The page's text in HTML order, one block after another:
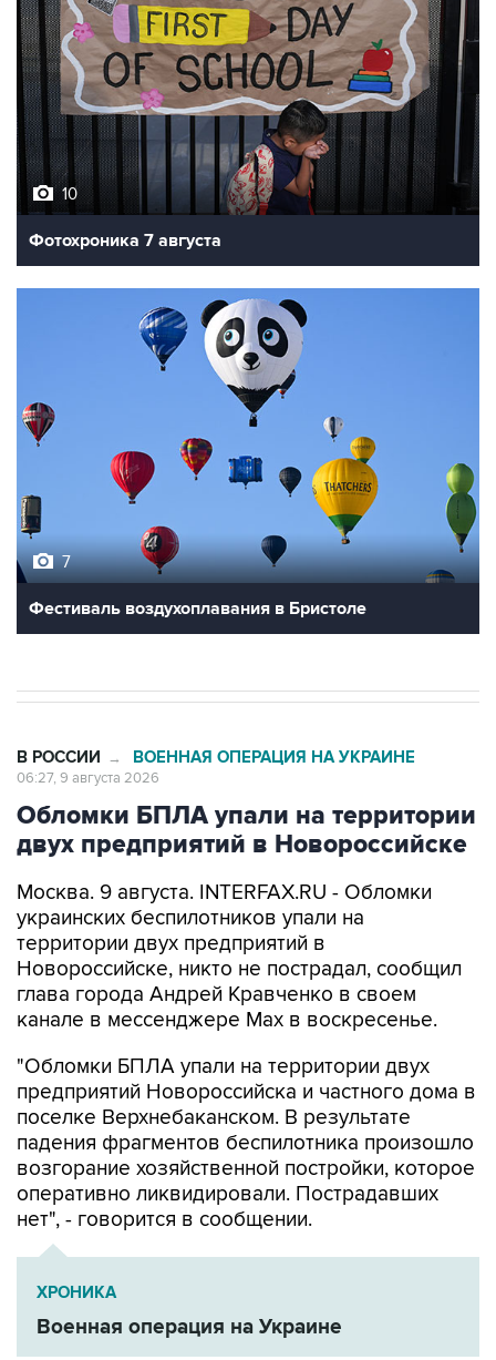
10
Фотохроника 7 августа
Фестиваль воздухоплавания в Бристоле
Обломки БПЛА упали на территории
двух предприятий в Новороссийске
Москва. 9 августа. INTERFAX.RU - Обломки
территории двух предприятий в
Новороссийске, никто не пострадал, сообщил
глава города Андрей Кравченко в своем
канале в мессенджере Max в воскресенье.
"Обломки БПЛА упали на территории двух
поселке Верхнебаканском. В результате
падения фрагментов беспилотника произошло
возгорание хозяйственной постройки, которое
оперативно ликвидировали. Пострадавших
нет", - говорится в сообщении.
ХРОНИКА
Военная операция на Украине
Новороссийск Андрей Кравченко